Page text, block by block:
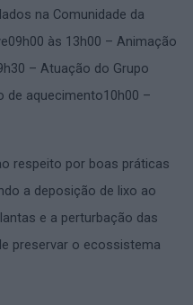
na Comunidade da
às 13h00 – Animação
– Atuação do Grupo
de aquecimento10h00 –
respeito por boas práticas
a deposição de lixo ao
e a perturbação das
preservar o ecossistema